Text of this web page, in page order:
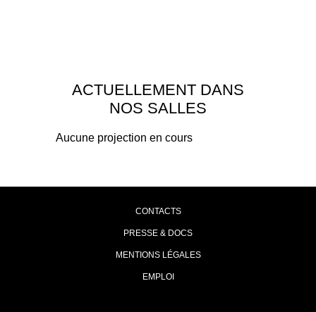
ACTUELLEMENT DANS
NOS SALLES
Aucune projection en cours
CONTACTS
PRESSE & DOCS
MENTIONS LÉGALES
EMPLOI